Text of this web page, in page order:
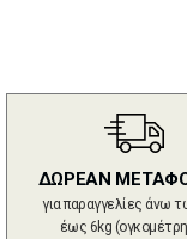
ΔΩΡΕΑΝ
για παραγγελίες άνω
έως 6kg